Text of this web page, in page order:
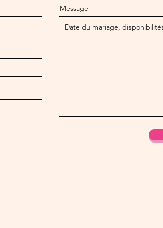
Message